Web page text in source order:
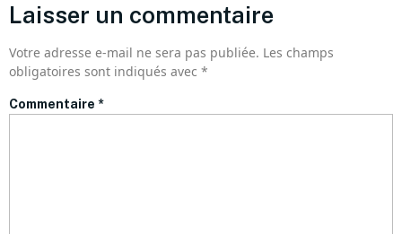
Laisser un commentaire
Votre adresse e-mail ne sera pas publiée. Les champs
obligatoires sont indiqués avec *
Commentaire *